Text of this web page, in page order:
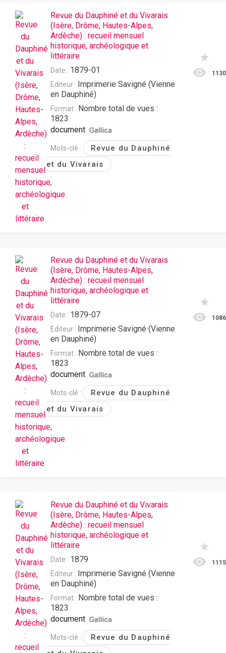
Revue du Dauphiné et du Vivarais
(Isère, Drôme, Hautes-Alpes,
Ardèche) : recueil mensuel
historique, archéologique et
littéraire
Date : 1879-01
Editeur : Imprimerie Savigné (Vienne
en Dauphiné)
Format : Nombre total de vues :
1823
document
Mots-clé :
Revue du Dauphiné
et du Vivarais
1130
Revue du Dauphiné et du Vivarais
(Isère, Drôme, Hautes-Alpes,
Ardèche) : recueil mensuel
historique, archéologique et
littéraire
Date : 1879-07
Editeur : Imprimerie Savigné (Vienne
en Dauphiné)
Format : Nombre total de vues :
1823
document
Mots-clé :
Revue du Dauphiné
et du Vivarais
1086
Revue du Dauphiné et du Vivarais
(Isère, Drôme, Hautes-Alpes,
Ardèche) : recueil mensuel
historique, archéologique et
littéraire
Date : 1879
Editeur : Imprimerie Savigné (Vienne
en Dauphiné)
Format : Nombre total de vues :
1823
document
Mots-clé :
Revue du Dauphiné
1115